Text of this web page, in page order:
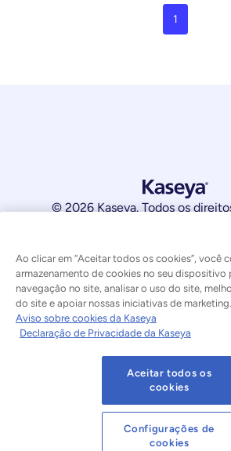
1
© 2026 Kaseya. Todos os
Declaração sobre a Escravidão
Termos de Uso do Site
Mapa do site Cookies
Aviso sobre cookies
Ao clicar em “Aceitar todos os cookies”, você
armazenamento de cookies no seu dispositivo
navegação no site, analisar o uso do site,
do site e apoiar nossas iniciativas de marketing.
Aviso sobre cookies da Kaseya
Declaração de Privacidade da Kaseya
Aceitar todos os
cookies
Configurações de
cookies